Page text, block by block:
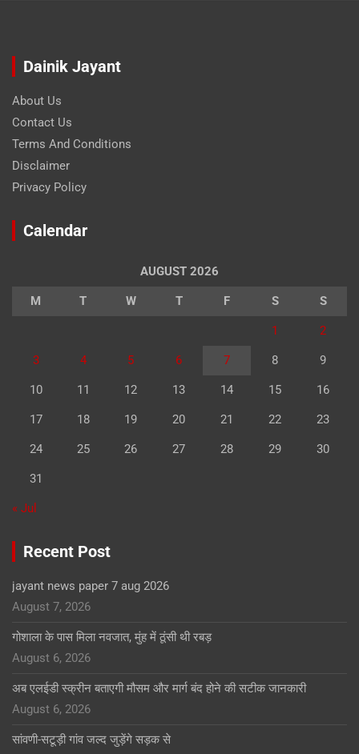
Dainik Jayant
About Us
Contact Us
Terms And Conditions
Disclaimer
Privacy Policy
Calendar
AUGUST 2026
M T W T F S S
1 2
3 4 5 6 7 8 9
10 11 12 13 14 15 16
17 18 19 20 21 22 23
24 25 26 27 28 29 30
31
« Jul
Recent Post
jayant news paper 7 aug 2026
August 7, 2026
गोशाला के पास मिला नवजात, मुंह में ठूंसी थी रबड़
August 6, 2026
अब एलईडी स्क्रीन बताएगी मौसम और मार्ग बंद होने की सटीक जानकारी
August 6, 2026
सांवणी-सटूड़ी गांव जल्द जुड़ेंगे सड़क से